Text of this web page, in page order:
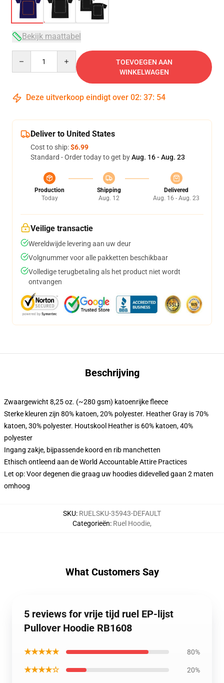
Bekijk maattabel
TOEVOEGEN AAN
WINKELWAGEN
Deze uitverkoop eindigt over 02: 37: 53
Deliver to United States
Cost to ship:$6.99
Standard - Order today to get byAug. 16 - Aug. 23
Production
Today
Shipping
Aug. 12
Delivered
Aug. 16 - Aug. 23
Veilige transactie
Wereldwijde levering aan uw deur
Volgnummer voor alle pakketten beschikbaar
Volledige terugbetaling als het product niet wordt
ontvangen
Beschrijving
Zwaargewicht 8,25 oz. (~280 gsm) katoenrijke fleece
Sterke kleuren zijn 80% katoen, 20% polyester. Heather Gray is 70%
katoen, 30% polyester. Houtskool Heather is 60% katoen, 40%
polyester
Ingang zakje, bijpassende koord en rib manchetten
Ethisch ontleend aan de World Accountable Attire Practices
Let op: Voor degenen die graag uw hoodies didevelled gaan 2 maten
omhoog
SKU: RUELSKU-35943-DEFAULT
Categorieën: Ruel Hoodie,
What Customers Say
5 reviews for vrije tijd ruel EP-lijst
Pullover Hoodie RB1608
★★★★★ 80%
★★★★☆ 20%